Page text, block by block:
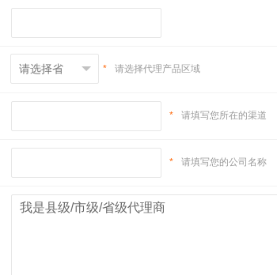
* 请选择代理产品区域
* 请填写您所在的渠道
* 请填写您的公司名称